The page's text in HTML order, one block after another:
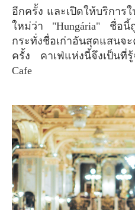
อีกครั้ง และเปิดให้บริการ
ใหม่ว่า "Hungária" ชื่อ
กระทั่งชื่อเก่าอันสุดแสนจ
ครั้ง คาเฟ่แห่งนี้จึงเป็นที่
Cafe